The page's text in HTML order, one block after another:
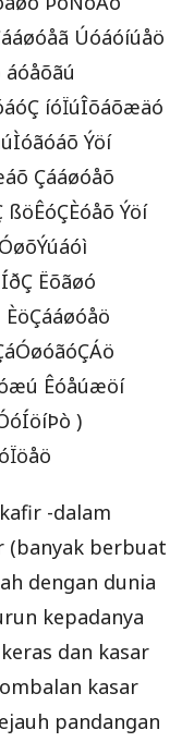
Úóáóíúåö
íóÏúÎõáõæäó
Ýöí
Çááøóåõ
Ýöí
Ëõãøó
Êóåúæöí
)
-dalam
(banyak berbuat
dengan dunia
kepadanya
dan kasar
kasar
pandangan